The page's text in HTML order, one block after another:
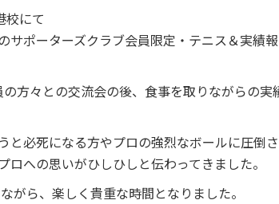
校にて
ポーターズクラブ会員限定・テニス＆実績
方々との交流会の後、食事を取りながらの
と必死になる方やプロの強烈なボールに圧倒
への思いがひしひしと伝わってきました。
がら、楽しく貴重な時間となりました。